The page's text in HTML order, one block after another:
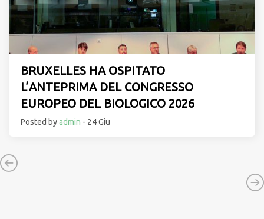
BRUXELLES HA OSPITATO
L’ANTEPRIMA DEL CONGRESSO
EUROPEO DEL BIOLOGICO 2026
Posted byadmin - 24 Giu